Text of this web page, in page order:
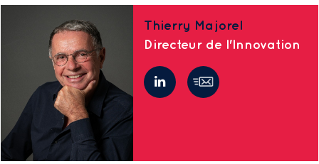
Thierry Majorel
Directeur de l'Innovation